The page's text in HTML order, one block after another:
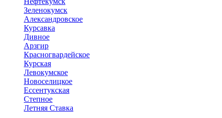
Зеленокумск
Александровское
Курсавка
Дивное
Арзгир
Красногвардейское
Курская
Левокумское
Новоселицкое
Ессентукская
Степное
Летняя Ставка